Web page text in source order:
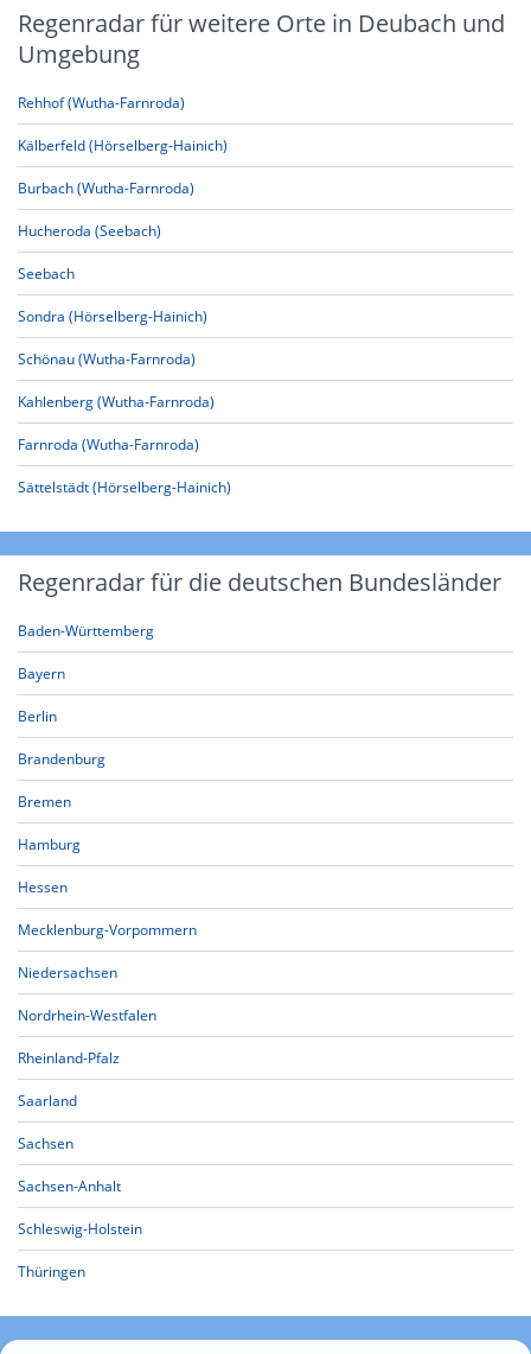
Regenradar für weitere Orte in Deubach und
Umgebung
Rehhof (Wutha-Farnroda)
Kälberfeld (Hörselberg-Hainich)
Burbach (Wutha-Farnroda)
Hucheroda (Seebach)
Seebach
Sondra (Hörselberg-Hainich)
Schönau (Wutha-Farnroda)
Kahlenberg (Wutha-Farnroda)
Farnroda (Wutha-Farnroda)
Sättelstädt (Hörselberg-Hainich)
Regenradar für die deutschen Bundesländer
Baden-Württemberg
Bayern
Berlin
Brandenburg
Bremen
Hamburg
Hessen
Mecklenburg-Vorpommern
Niedersachsen
Nordrhein-Westfalen
Rheinland-Pfalz
Saarland
Sachsen
Sachsen-Anhalt
Schleswig-Holstein
Thüringen